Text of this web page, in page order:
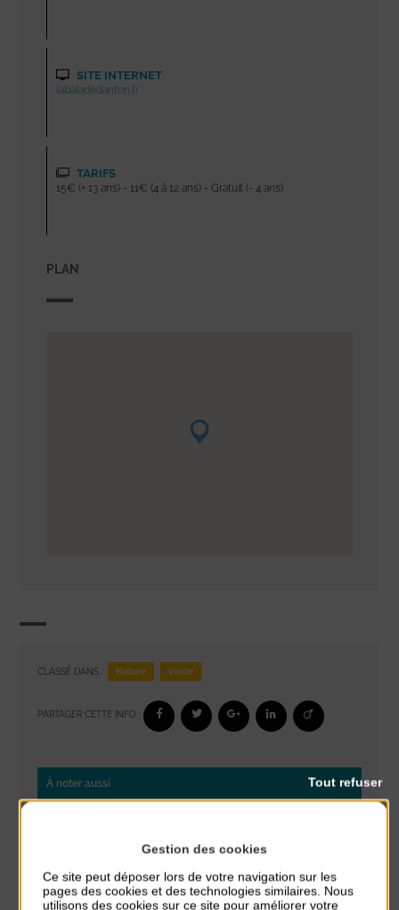
SITE INTERNET
labaladedanton.fr
TARIFS
15€ (+ 13 ans) - 11€ (4 à 12 ans) - Gratuit (- 4 ans)
PLAN
CLASSÉ DANS : Nature Visite
PARTAGER CETTE INFO :
À noter aussi
Concert
Gestion des cookies
Ce site peut déposer lors de votre navigation sur les
pages des cookies et des technologies similaires. Nous
utilisons des cookies sur ce site pour améliorer votre
Tout refuser